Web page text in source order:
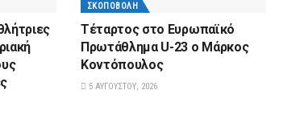
ΣΚΟΠΟΒΟΛΉ
Tέταρτος στο Ευρωπαϊκό
Πρωτάθλημα U-23 ο Μάρκος
Κοντόπουλος
5 ΑΥΓΟΎΣΤΟΥ, 2026